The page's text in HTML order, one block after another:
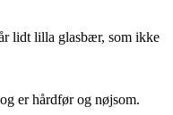
lidt lilla glasbær, som ikke
er hårdfør og nøjsom.